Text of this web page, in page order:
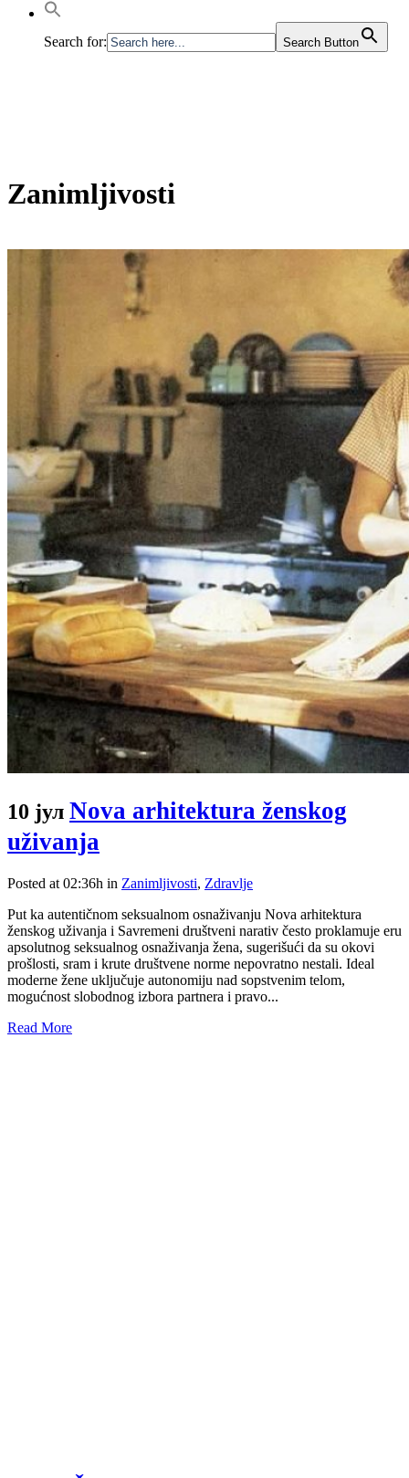
Search for: Search Button
Zanimljivosti
10 јул Nova arhitektura ženskog
uživanja
Posted at 02:36h in Zanimljivosti, Zdravlje
Put ka autentičnom seksualnom osnaživanju Nova arhitektura
ženskog uživanja i Savremeni društveni narativ često proklamuje eru
apsolutnog seksualnog osnaživanja žena, sugerišući da su okovi
prošlosti, sram i krute društvene norme nepovratno nestali. Ideal
moderne žene uključuje autonomiju nad sopstvenim telom,
mogućnost slobodnog izbora partnera i pravo...
Read More